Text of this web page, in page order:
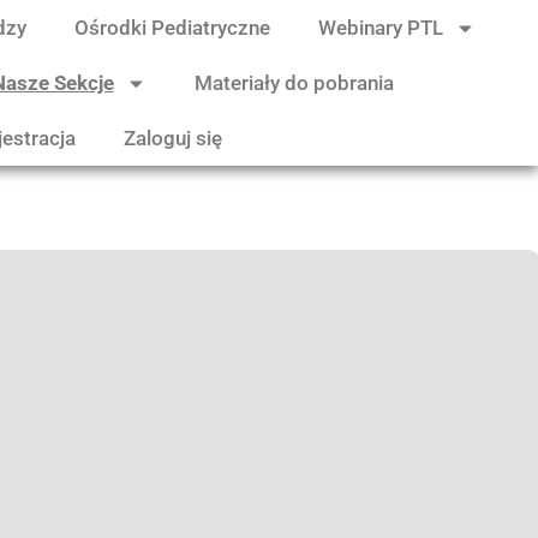
Ośrodki Pediatryczne Webinary PTL
Sekcje Materiały do pobrania
Zaloguj się